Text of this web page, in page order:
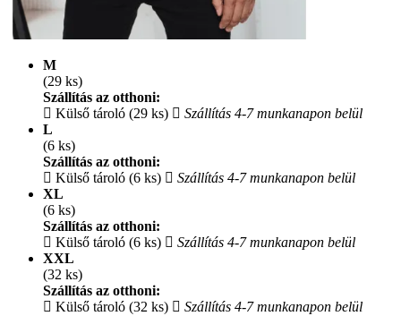
M
(29 ks)
Szállítás az otthoni:
Külső tároló (29 ks)
Szállítás 4-7 munkanapon belül
L
(6 ks)
Szállítás az otthoni:
Külső tároló (6 ks)
Szállítás 4-7 munkanapon belül
XL
(6 ks)
Szállítás az otthoni:
Külső tároló (6 ks)
Szállítás 4-7 munkanapon belül
XXL
(32 ks)
Szállítás az otthoni:
Külső tároló (32 ks)
Szállítás 4-7 munkanapon belül